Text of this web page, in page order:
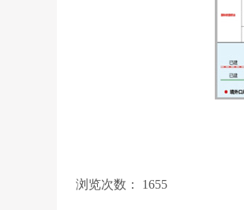
浏览次数： 1655